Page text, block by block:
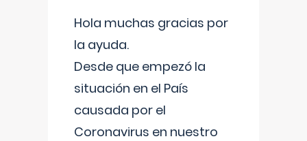
Hola muchas gracias por
la ayuda.
Desde que empezó la
situación en el País
causada por el
Coronavirus en nuestro